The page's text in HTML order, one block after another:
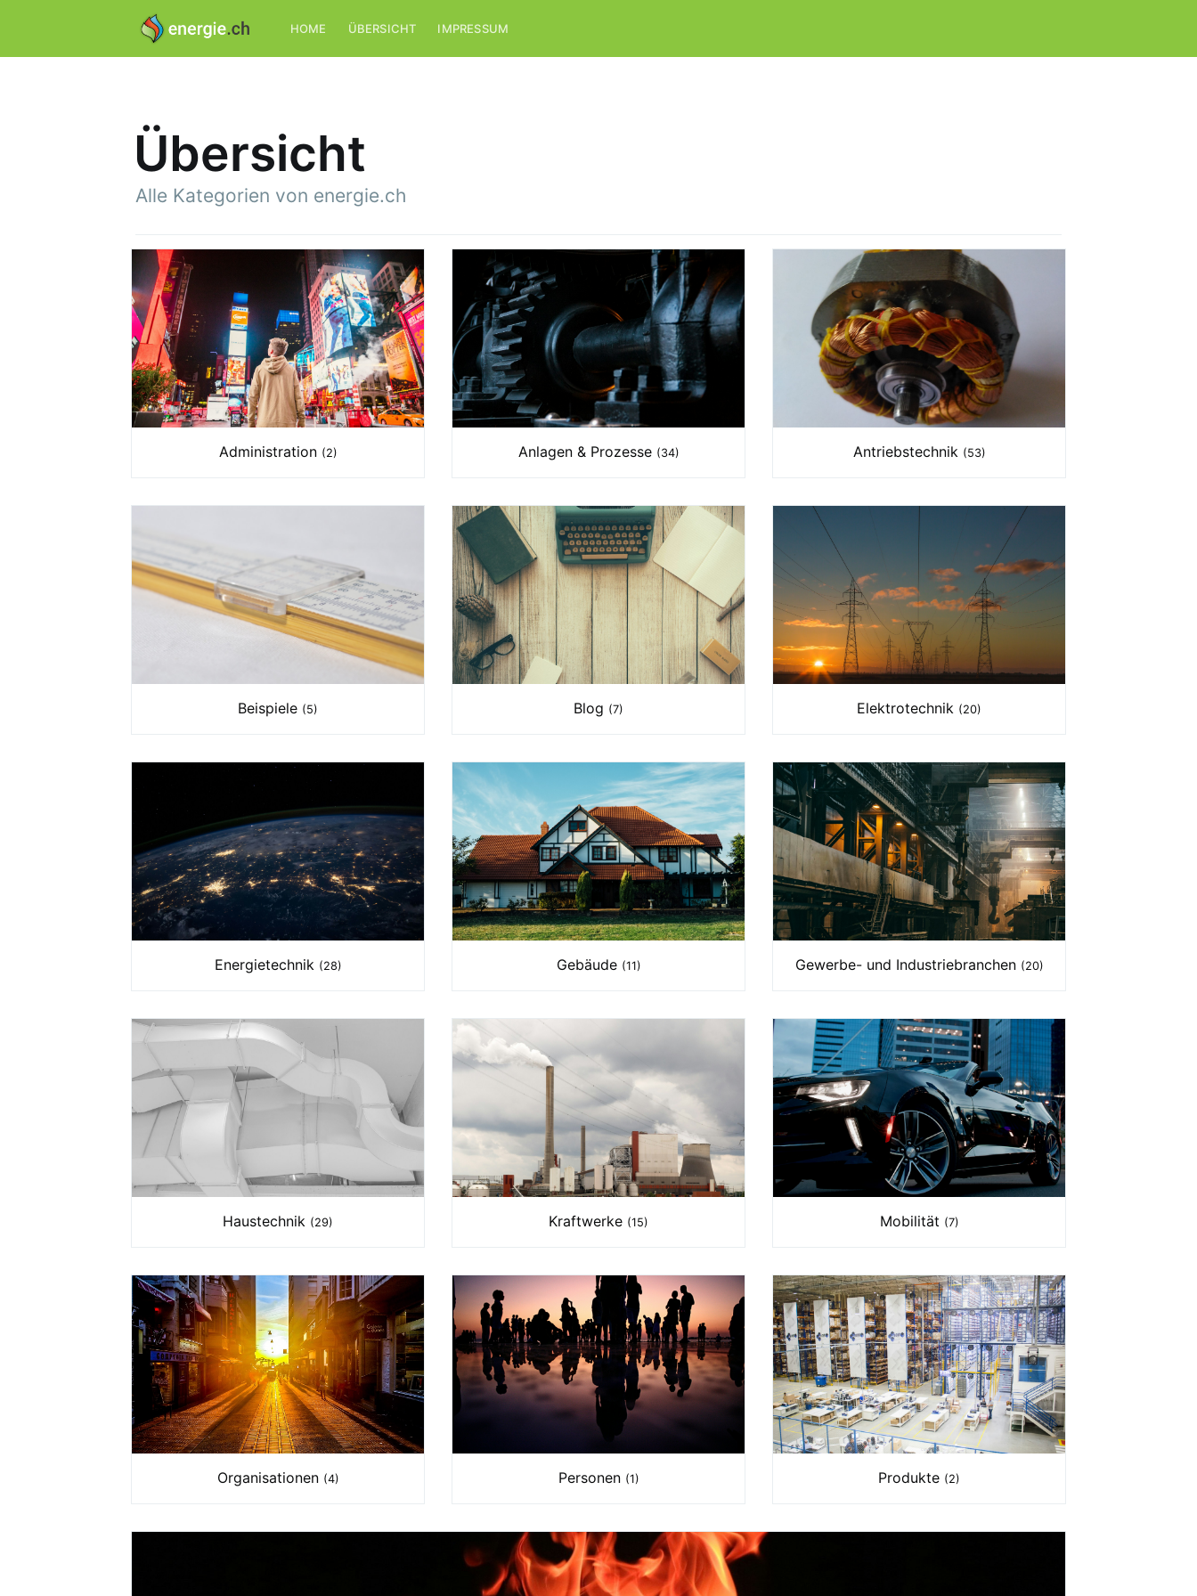
HOME ÜBERSICHT IMPRESSUM
Übersicht
Alle Kategorien von energie.ch
Administration (2) Anlagen & Prozesse (34) Antriebstechnik (53)
Beispiele (5) Blog (7) Elektrotechnik (20)
Energietechnik (28) Gebäude (11) Gewerbe- und Industriebranchen (20)
Haustechnik (29) Kraftwerke (15) Mobilität (7)
Organisationen (4) Personen (1) Produkte (2)